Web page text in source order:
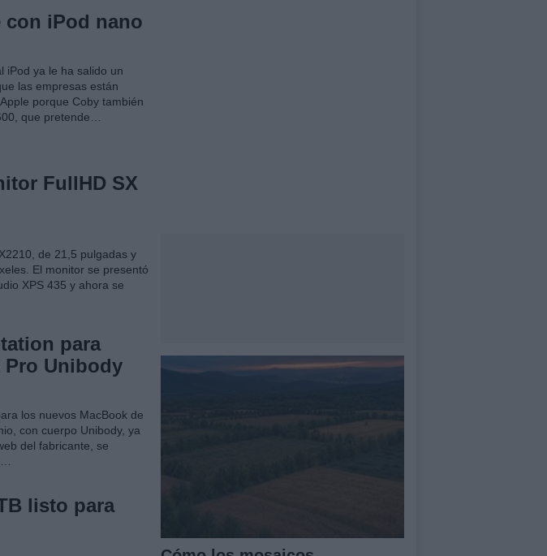
con iPod nano
iPod ya le ha salido un
las empresas están
porque Coby también
que pretende…
FullHD SX
de 21,5 pulgadas y
El monitor se presentó
XPS 435 y ahora se
para
Pro Unibody
los nuevos MacBook de
con cuerpo Unibody, ya
del fabricante, se
listo para